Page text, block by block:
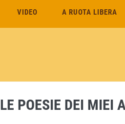
VIDEO A RUOTA LIBERA
LE POESIE DEI MIEI